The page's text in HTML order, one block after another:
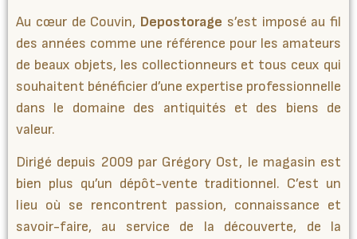
Au cœur de Couvin, Depostorage s’est imposé au fil
des années comme une référence pour les amateurs
de beaux objets, les collectionneurs et tous ceux qui
souhaitent bénéficier d’une expertise professionnelle
dans le domaine des antiquités et des biens de
valeur.
Dirigé depuis 2009 par Grégory Ost, le magasin est
bien plus qu’un dépôt-vente traditionnel. C’est un
lieu où se rencontrent passion, connaissance et
savoir-faire, au service de la découverte, de la